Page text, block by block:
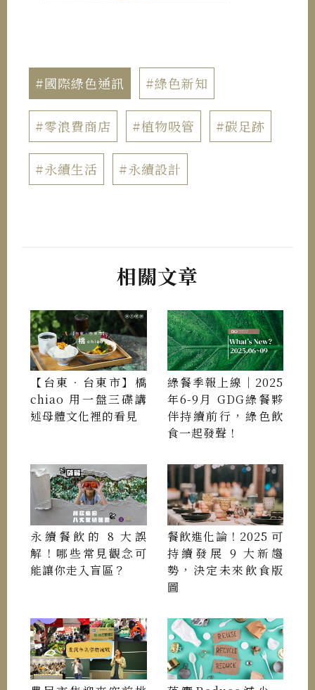
#國際綠色通訊 #綠色新知
#零浪費商店 #植物吸管 #碳足跡
#永續生活 #永續設計
相關文章
【台東．台東市】橋
chiao 用一盤三碟講
述母體文化裡的看見
綠餐季報上線｜2025
年6-9月 GDG綠餐夥
伴持續前行，綠色飲
食一起發聲！
永續餐飲的 8 大誤
解！哪些常見觀念可
能讓你走入盲區？
餐飲進化論！2025 可
持續發展 9 大新趨
勢，決定未來飲食版
圖